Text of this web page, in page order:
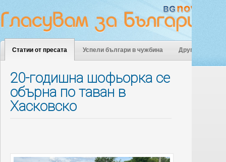
Статии от пресата Успели българи в чужбина Други
20-годишна шофьорка се
обърна по таван в
Хасковско